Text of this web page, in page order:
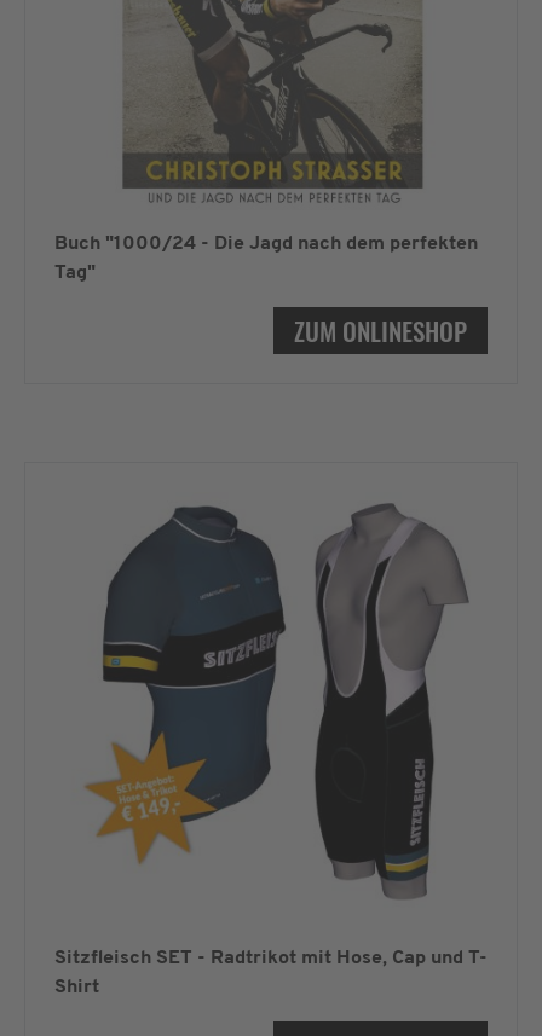
Buch "1000/24 - Die Jagd nach dem perfekten
Tag"
ZUM ONLINESHOP
Sitzfleisch SET - Radtrikot mit Hose, Cap und T-
Shirt